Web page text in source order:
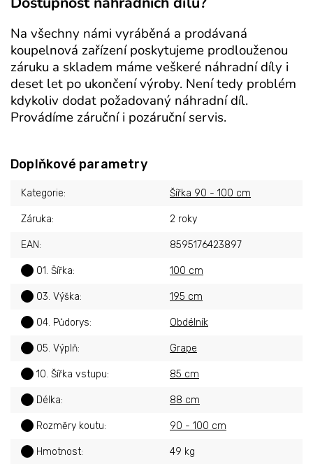
Na všechny námi vyráběná a prodávaná
koupelnová zařízení poskytujeme prodlouženou
záruku a skladem máme veškeré náhradní díly i
deset let po ukončení výroby. Není tedy problém
kdykoliv dodat požadovaný náhradní díl.
Provádíme záruční i pozáruční servis.
Doplňkové parametry
Kategorie: Šířka 90 - 100 cm
Záruka: 2 roky
EAN: 8595176423897
01. Šířka: 100 cm
03. Výška: 195 cm
04. Půdorys: Obdélník
05. Výplň: Grape
10. Šířka vstupu: 85 cm
Délka: 88 cm
Rozměry koutu: 90 - 100 cm
Hmotnost: 49 kg